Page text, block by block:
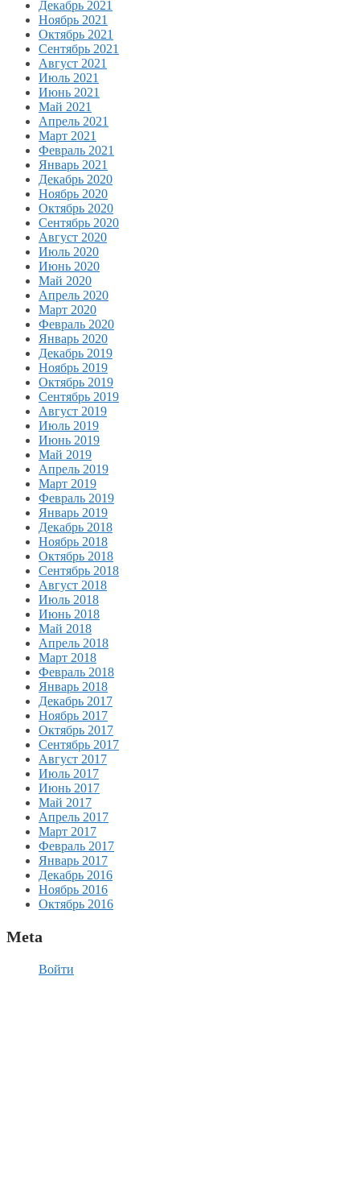
Декабрь 2021
Ноябрь 2021
Октябрь 2021
Сентябрь 2021
Август 2021
Июль 2021
Июнь 2021
Май 2021
Апрель 2021
Март 2021
Февраль 2021
Январь 2021
Декабрь 2020
Ноябрь 2020
Октябрь 2020
Сентябрь 2020
Август 2020
Июль 2020
Июнь 2020
Май 2020
Апрель 2020
Март 2020
Февраль 2020
Январь 2020
Декабрь 2019
Ноябрь 2019
Октябрь 2019
Сентябрь 2019
Август 2019
Июль 2019
Июнь 2019
Май 2019
Апрель 2019
Март 2019
Февраль 2019
Январь 2019
Декабрь 2018
Ноябрь 2018
Октябрь 2018
Сентябрь 2018
Август 2018
Июль 2018
Июнь 2018
Май 2018
Апрель 2018
Март 2018
Февраль 2018
Январь 2018
Декабрь 2017
Ноябрь 2017
Октябрь 2017
Сентябрь 2017
Август 2017
Июль 2017
Июнь 2017
Май 2017
Апрель 2017
Март 2017
Февраль 2017
Январь 2017
Декабрь 2016
Ноябрь 2016
Октябрь 2016
Meta
Войти